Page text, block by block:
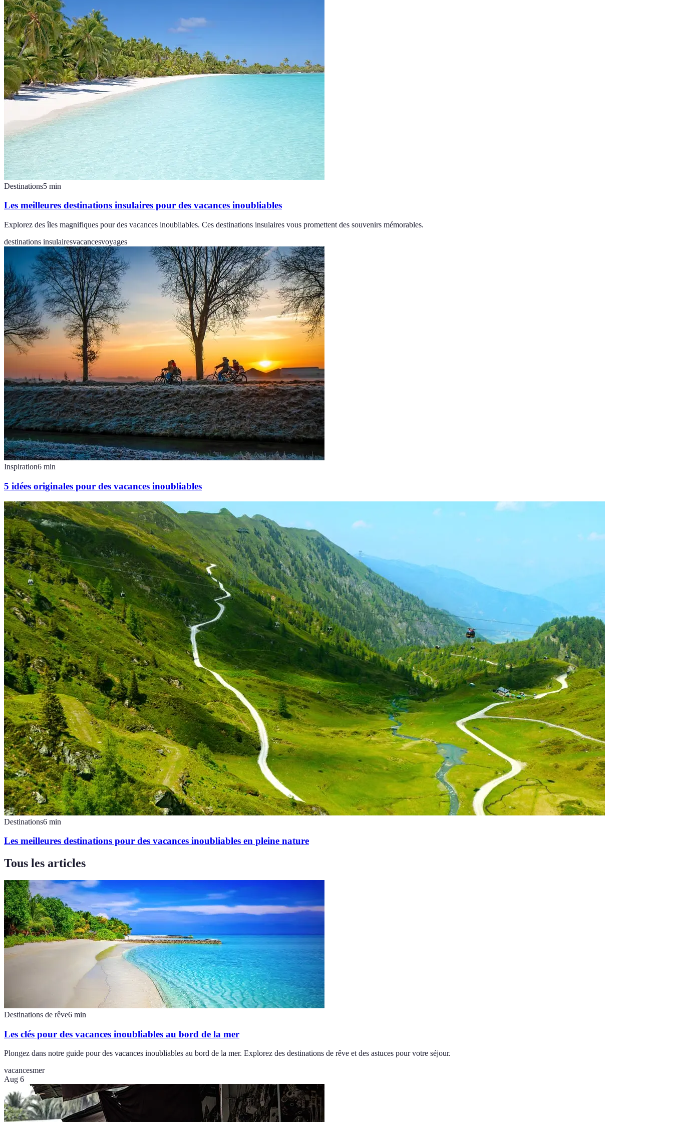
Destinations5 min
Les meilleures destinations insulaires pour des vacances inoubliables
Explorez des îles magnifiques pour des vacances inoubliables. Ces destinations insulaires vous promettent des souvenirs mémorables.
destinations insulairesvacancesvoyages
Inspiration6 min
5 idées originales pour des vacances inoubliables
Destinations6 min
Les meilleures destinations pour des vacances inoubliables en pleine nature
Tous les articles
Destinations de rêve6 min
Les clés pour des vacances inoubliables au bord de la mer
Plongez dans notre guide pour des vacances inoubliables au bord de la mer. Explorez des destinations de rêve et des astuces pour votre séjour.
vacancesmer
Aug 6